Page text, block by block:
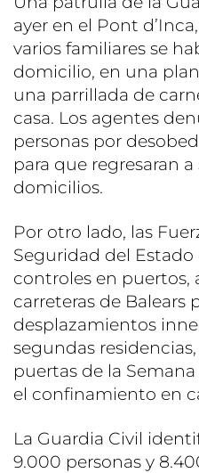
ayer en el Pont
varios familiares se
domicilio, en una
una parrillada de
casa. Los agentes
personas por
para que regresaran
domicilios.
Por otro lado, las
Seguridad del
controles en puertos,
carreteras de Balears
desplazamientos
segundas
puertas de la
el confinamiento en
La Guardia Civil
9.000 personas y